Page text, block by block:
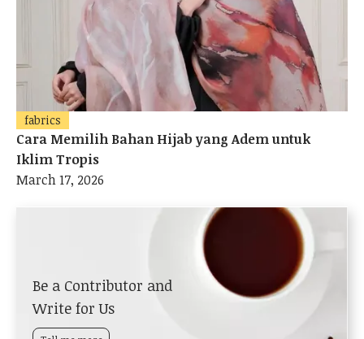
fabrics
Cara Memilih Bahan Hijab yang Adem untuk
Iklim Tropis
March 17, 2026
Be a Contributor and
Write for Us